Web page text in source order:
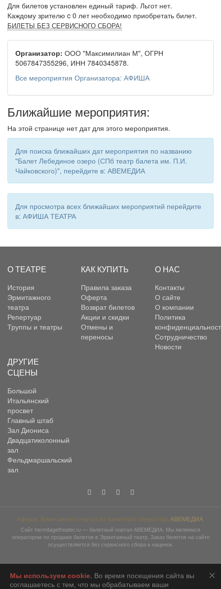
Для билетов установлен единый тариф. Льгот нет.
Каждому зрителю c 0 лет необходимо приобретать билет.
БИЛЕТЫ БЕЗ СЕРВИСНОГО СБОРА!
Организатор: ООО "Максимилиан М", ОГРН
5067847355296, ИНН 7840345878.
Все мероприятия Организатора: АФИША
Ближайшие мероприятия:
На этой странице нет дат для этого мероприятия.
Для поиска ближайших дат мероприятия по названию
"Балет Лебединое озеро (СПб театр балета им. П.И.
Чайковского)", перейдите в: АВЕМЕДИА
Для просмотра всех ближайших мероприятий перейдите
в: АФИША ТЕАТРА
О ТЕАТРЕ
История
Эрмитажного
театра
Репертуар
Труппы и театры
КАК КУПИТЬ
Правила заказа
Оферта
Возврат билетов
Акции и скидки
Отмены и
переносы
О НАС
Контакты
О сайте
О компании
Политика
Сотрудничество
Новости
ДРУГИЕ
СЦЕНЫ
Большой
Итальянский
просвет
Главный штаб
Зал Диониса
Двадцатиколонный
зал
Фельдмаршальский
зал
Афиша Эрмитажного театра от билетного оператора АВЕМЕДИА.
Сайт hermitagetheater.ru — билетный портал АВЕМЕДИА. Мы являемся
оператором по продаже билетов в Эрмитажный театр. Заказ билетов на сайте
осуществляется без сервисного сбора и наценок.
2026 © АВЕМЕДИА
Мы используем сookie. Во время посещения сайта вы
соглашаетесь с тем, что мы обрабатываем ваши